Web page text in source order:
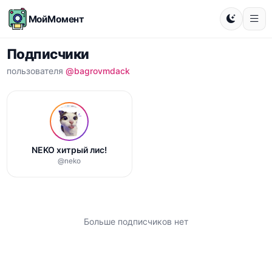
МойМомент
Подписчики
пользователя @bagrovmdack
NEKO хитрый лис!
@neko
Больше подписчиков нет